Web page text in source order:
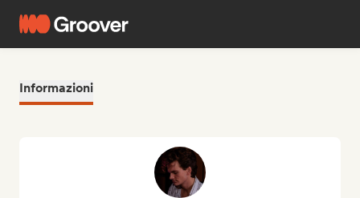
Informazioni